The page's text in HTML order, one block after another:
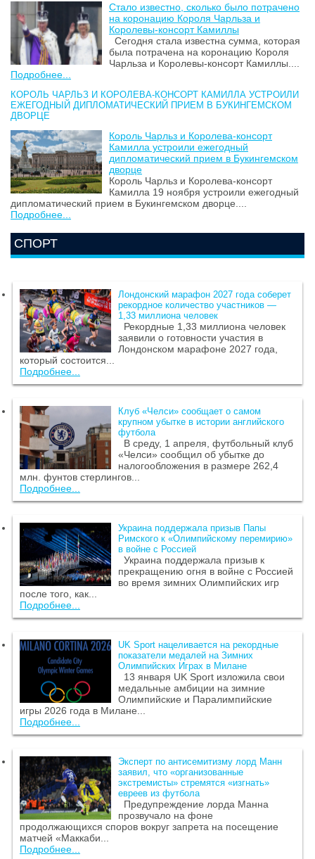
Стало известно, сколько было потрачено
на коронацию Короля Чарльза и
Королевы-консорт Камиллы
Сегодня стала известна сумма, которая
была потрачена на коронацию Короля
Чарльза и Королевы-консорт Камиллы....
Подробнее...
КОРОЛЬ ЧАРЛЬЗ И КОРОЛЕВА-КОНСОРТ КАМИЛЛА УСТРОИЛИ
ЕЖЕГОДНЫЙ ДИПЛОМАТИЧЕСКИЙ ПРИЕМ В БУКИНГЕМСКОМ
ДВОРЦЕ
Король Чарльз и Королева-консорт
Камилла устроили ежегодный
дипломатический прием в Букингемском
дворце
Король Чарльз и Королева-консорт
Камилла 19 ноября устроили ежегодный
дипломатический прием в Букингемском дворце....
Подробнее...
СПОРТ
Лондонский марафон 2027 года соберет
рекордное количество участников —
1,33 миллиона человек
Рекордные 1,33 миллиона человек
заявили о готовности участия в
Лондонском марафоне 2027 года,
который состоится...
Подробнее...
Клуб «Челси» сообщает о самом
крупном убытке в истории английского
футбола
В среду, 1 апреля, футбольный клуб
«Челси» сообщил об убытке до
налогообложения в размере 262,4
млн. фунтов стерлингов...
Подробнее...
Украина поддержала призыв Папы
Римского к «Олимпийскому перемирию»
в войне с Россией
Украина поддержала призыв к
прекращению огня в войне с Россией
во время зимних Олимпийских игр
после того, как...
Подробнее...
UK Sport нацеливается на рекордные
показатели медалей на Зимних
Олимпийских Играх в Милане
13 января UK Sport изложила свои
медальные амбиции на зимние
Олимпийские и Паралимпийские
игры 2026 года в Милане...
Подробнее...
Эксперт по антисемитизму лорд Манн
заявил, что «организованные
экстремисты» стремятся «изгнать»
евреев из футбола
Предупреждение лорда Манна
прозвучало на фоне
продолжающихся споров вокруг запрета на посещение
матчей «Маккаби...
Подробнее...